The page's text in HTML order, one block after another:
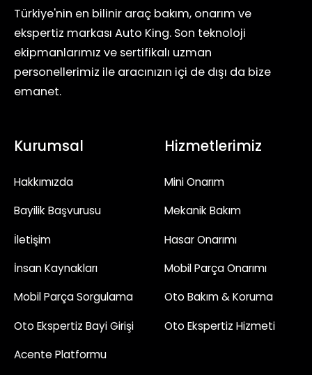
Türkiye'nin en bilinir araç bakım, onarım ve
ekspertiz markası Auto King. Son teknoloji
ekipmanlarımız ve sertifikalı uzman
personellerimiz ile aracınızın içi de dışı da bize
emanet.
Kurumsal
Hakkımızda
Bayilik Başvurusu
İletişim
İnsan Kaynakları
Mobil Parça Sorgulama
Oto Ekspertiz Bayi Girişi
Acente Platformu
Hizmetlerimiz
Mini Onarım
Mekanik Bakım
Hasar Onarımı
Mobil Parça Onarımı
Oto Bakım & Koruma
Oto Ekspertiz Hizmeti